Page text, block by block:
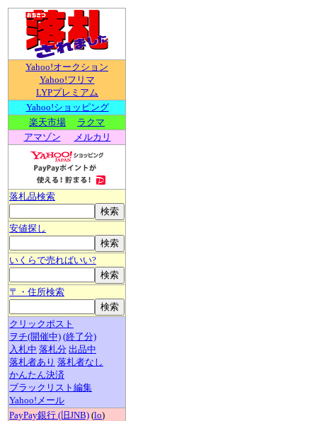
Yahoo!オークション
Yahoo!フリマ
LYPプレミアム
Yahoo!ショッピング
楽天市場
ラクマ
アマゾン
メルカリ
落札品検索
安値探し
いくらで売ればいい?
〒・住所検索
クリックポスト
ヲチ(開催中) (終了分)
入札中 落札分 出品中
落札者あり 落札者なし
かんたん決済
ブラックリスト編集
Yahoo!メール
PayPay銀行 (旧JNB) (lo)